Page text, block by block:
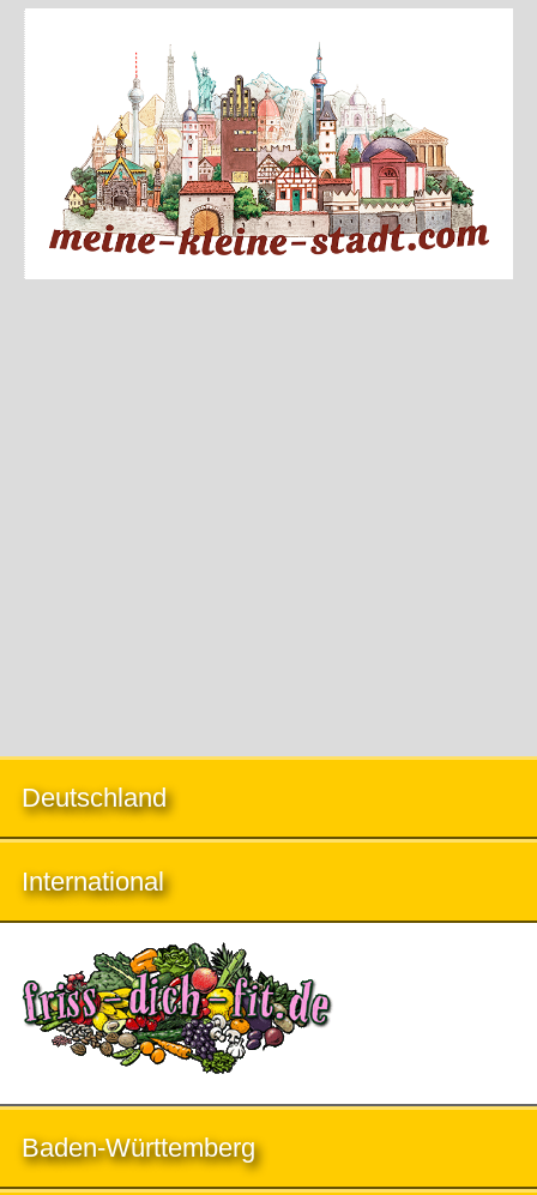
Deutschland
International
Baden-Württemberg